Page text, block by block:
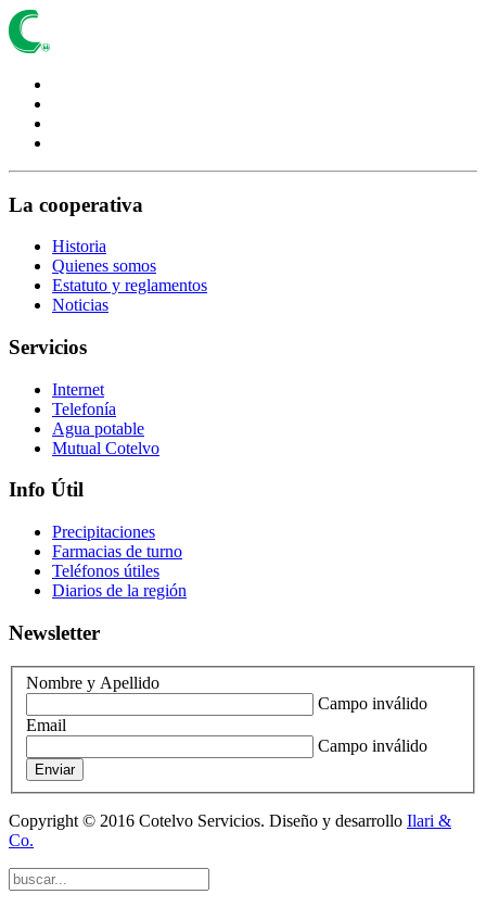
La cooperativa
Historia
Quienes somos
Estatuto y reglamentos
Noticias
Servicios
Internet
Telefonía
Agua potable
Mutual Cotelvo
Info Útil
Precipitaciones
Farmacias de turno
Teléfonos útiles
Diarios de la región
Newsletter
Nombre y Apellido
Campo inválido
Email
Campo inválido
Enviar
Copyright © 2016 Cotelvo Servicios. Diseño y desarrollo Ilari &
Co.